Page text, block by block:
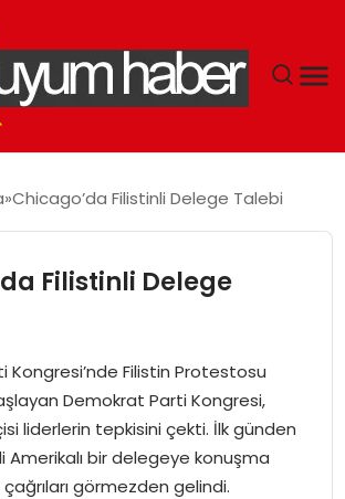
Chicago’da Filistinli Delege Talebi
Filistinli Delege
Kongresi’nde Filistin Protestosu
Demokrat Parti Kongresi,
liderlerin tepkisini çekti. İlk günden
Amerikalı bir delegeye konuşma
çağrıları görmezden gelindi.